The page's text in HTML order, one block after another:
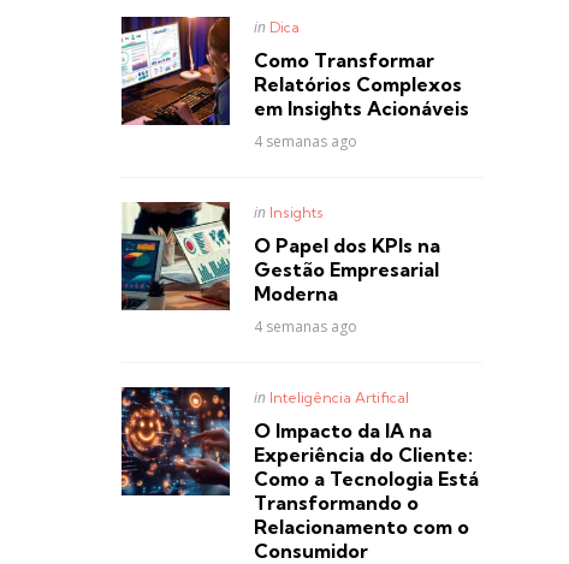
Posted
in Dica
Como Transformar
Relatórios Complexos
em Insights Acionáveis
4 semanas ago
Posted
in Insights
O Papel dos KPIs na
Gestão Empresarial
Moderna
4 semanas ago
Posted
in Inteligência Artifical
O Impacto da IA na
Experiência do Cliente:
Como a Tecnologia Está
Transformando o
Relacionamento com o
Consumidor